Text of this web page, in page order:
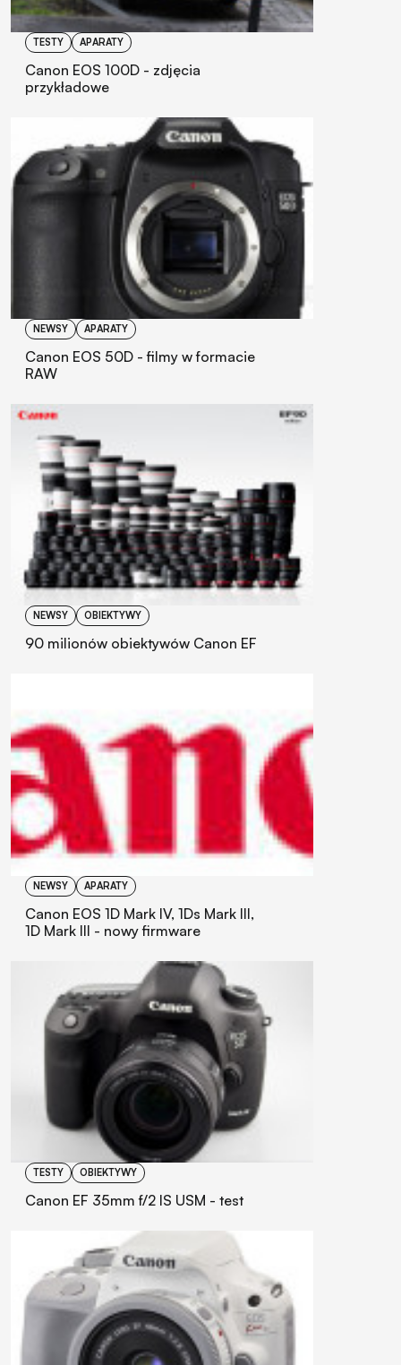
TESTY APARATY
Canon EOS 100D - zdjęcia
przykładowe
NEWSY APARATY
Canon EOS 50D - filmy w formacie
RAW
NEWSY OBIEKTYWY
90 milionów obiektywów Canon EF
NEWSY APARATY
Canon EOS 1D Mark IV, 1Ds Mark III,
1D Mark III - nowy firmware
TESTY OBIEKTYWY
Canon EF 35mm f/2 IS USM - test